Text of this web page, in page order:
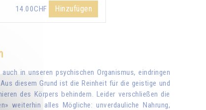
14.00CHF Hinzufügen
in unseren psychischen Organismus, eindringen
diesem Grund ist die Reinheit für die geistige und
des Körpers behindern. Leider verschließen die
weiterhin alles Mögliche: unverdauliche Nahrung,